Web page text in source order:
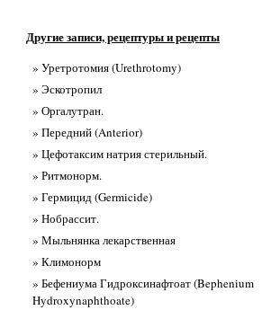
Другие записи, рецептуры и рецепты
» Уретротомия (Urethrotomy)
» Эскотропил
» Оргалутран.
» Передний (Anterior)
» Цефотаксим натрия стерильный.
» Ритмонорм.
» Гермицид (Germicide)
» Нобрассит.
» Мыльнянка лекарственная
» Климонорм
» Бефениума Гидроксинафтоат (Bephenium
Hydroxynaphthoate)